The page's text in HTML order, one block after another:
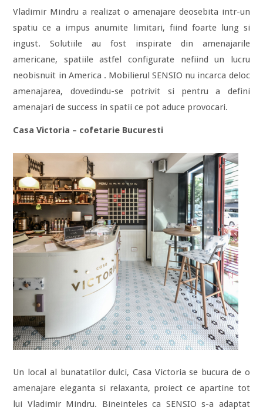
Vladimir Mindru a realizat o amenajare deosebita intr-un
spatiu ce a impus anumite limitari, fiind foarte lung si
ingust. Solutiile au fost inspirate din amenajarile
americane, spatiile astfel configurate nefiind un lucru
neobisnuit in America . Mobilierul SENSIO nu incarca deloc
amenajarea, dovedindu-se potrivit si pentru a defini
amenajari de success in spatii ce pot aduce provocari.
Casa Victoria – cofetarie Bucuresti
Un local al bunatatilor dulci, Casa Victoria se bucura de o
amenajare eleganta si relaxanta, proiect ce apartine tot
lui Vladimir Mindru. Bineinteles ca SENSIO s-a adaptat